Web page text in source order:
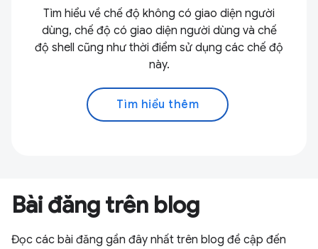
Tìm hiểu về chế độ không có giao diện người
dùng, chế độ có giao diện người dùng và chế
độ shell cũng như thời điểm sử dụng các chế độ
này.
Tìm hiểu thêm
Bài đăng trên blog
Đọc các bài đăng gần đây nhất trên blog đề cập đến